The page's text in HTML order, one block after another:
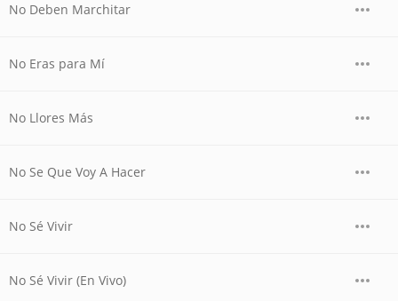
No Deben Marchitar
No Eras para Mí
No Llores Más
No Se Que Voy A Hacer
No Sé Vivir
No Sé Vivir (En Vivo)